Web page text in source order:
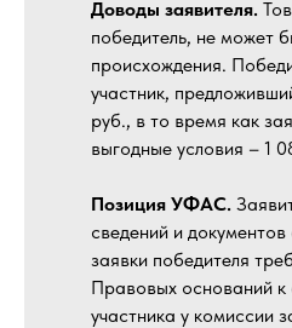
Доводы заявителя.
победитель, не может
происхождения.
участник,
руб., в то время как
выгодные условия – 1
Позиция УФАС.
сведений и
заявки победителя
Правовых оснований к
участника у комиссии